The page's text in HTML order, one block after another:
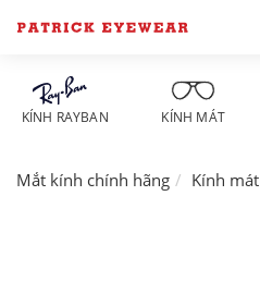
KÍNH RAYBAN KÍNH MÁT
Mắt kính chính hãng Kính mát